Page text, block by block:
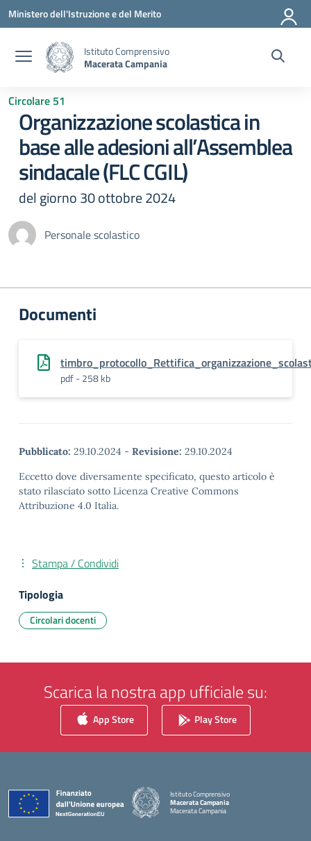
Vai ai contenuti
Vai al menu di navigazione
Vai al footer
Ministero dell'Istruzione e del Merito
Istituto Comprensivo
Macerata Campania
Circolare 51
Organizzazione scolastica in
base alle adesioni all’Assemblea
sindacale (FLC CGIL)
del giorno 30 ottobre 2024
Personale scolastico
Documenti
pdf - 258 kb
Pubblicato: 29.10.2024 - Revisione: 29.10.2024
Eccetto dove diversamente specificato, questo articolo è
stato rilasciato sotto Licenza Creative Commons
Attribuzione 4.0 Italia.
Stampa / Condividi
Tipologia
Circolari docenti
Scarica la nostra app ufficiale su:
App Store Play Store
Istituto Comprensivo
Macerata Campania
Macerata Campania
— Visita la pagina iniziale della scuola